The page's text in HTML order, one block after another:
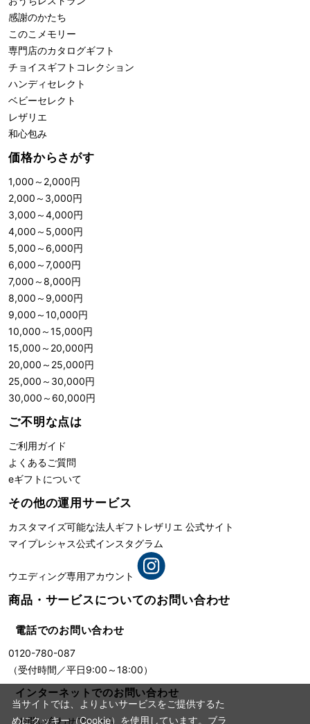
感謝のかたち
このこメモリー
専門店のカタログギフト
チョイスギフトコレクション
ハンディセレクト
ベビーセレクト
レザリエ
和心包み
価格からさがす
1,000 ～ 2,000円
2,000 ～ 3,000円
3,000 ～4,000円
4,000 ～ 5,000円
5,000 ～ 6,000円
6,000 ～7,000円
7,000 ～8,000円
8,000 ～ 9,000円
9,000 ～10,000円
10,000 ～15,000円
15,000 ～ 20,000円
20,000 ～ 25,000円
25,000 ～ 30,000円
30,000 ～ 60,000円
ご不明な点は
ご利用ガイド
よくあるご質問
eギフトについて
その他の運用サービス
カスタマイズ可能な法人ギフト レザリエ 公式サイト
マイプレシャス公式インスタグラム
ウエディング専用アカウント
商品・サービスについてのお問い合わせ
電話でのお問い合わせ
0120-780-087
（受付時間／平日9:00～18:00）
インターネットでのお問い合わせ
お問い合わせフォーム
当サイトでは、よりよいサービスをご提供するた
めにクッキー（Cookie）を使用しています。ブラ